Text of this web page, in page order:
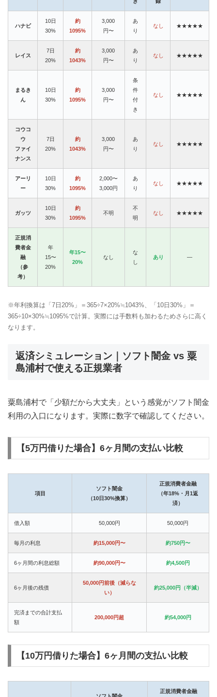
き
録
ハナビ
10日
30%
約
1095%
3,000
円〜
あ
り
なし ★★★★★
レイス
7日
20%
約
1043%
3,000
円〜
あ
り
なし ★★★★★
まるき
ん
10日
30%
約
1095%
3,000
円〜
条
件
付
き
なし ★★★★★
コウコ
ウ
ファイ
ナンス
7日
20%
約
1043%
3,000
円〜
あ
り
なし ★★★★★
アーリ
ー
10日
30%
約
1095%
2,000〜
3,000円
あ
り
なし ★★★★★
ガッツ
10日
30%
約
1095%
不明
不
明
なし ★★★★★
正規消
費者金
融
（参
考）
年
15〜
20%
年15〜
20%
なし
な
し
あり —
※年利換算は「7日20%」＝365÷7×20%≒1043%、「10日30%」＝
365÷10×30%≒1095%で計算。実際には手数料も加わるためさらに高く
なります。
返済シミュレーション｜ソフト闇金 vs 粟
島浦村で使える正規業者
粟島浦村で「少額だから大丈夫」という感覚がソフト闇金
利用の入口になります。実際に数字で確認してください。
【5万円借りた場合】6ヶ月間の支払い比較
項目
ソフト闇金
（10日30%換算）
正規消費者金融
（年18%・月1返
済）
借入額 50,000円 50,000円
毎月の利息 約15,000円〜 約750円〜
6ヶ月間の利息総額 約90,000円〜 約4,500円
6ヶ月後の残債
50,000円前後（減らな
い）
約25,000円（半減）
完済までの合計支払
額
200,000円超 約54,000円
【10万円借りた場合】6ヶ月間の支払い比較
正規消費者金融